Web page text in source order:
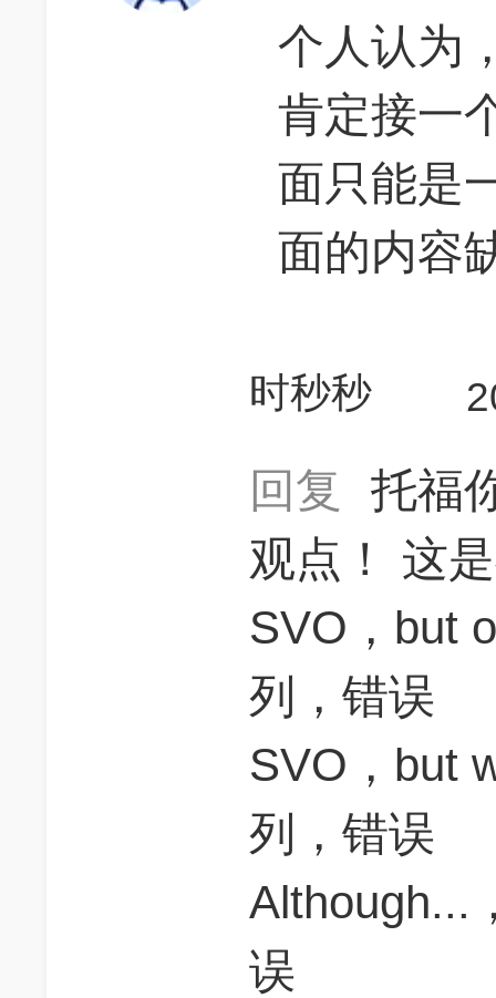
个人认为
肯定接一
面只能是
面的内容
时秒秒
回复
托福
观点！ 这
SVO，but
列，错误
SVO，but
列，错误
Although...
误